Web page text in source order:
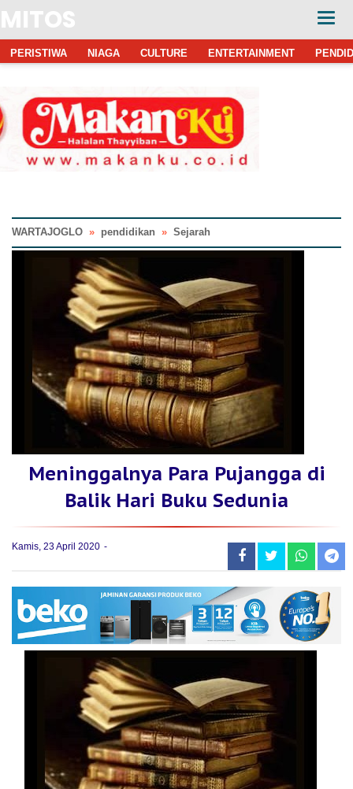
MITOS
PERISTIWA NIAGA CULTURE ENTERTAINMENT
WARTAJOGLO » pendidikan » Sejarah
Meninggalnya Para Pujangga di
Balik Hari Buku Sedunia
Kamis, 23 April 2020